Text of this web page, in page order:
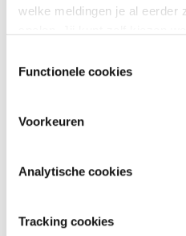
welke meldingen je al eerder
Functionele cookies
Voorkeuren
Analytische cookies
Tracking cookies